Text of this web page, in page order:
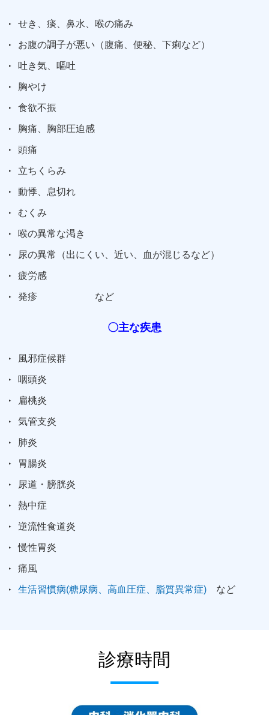
せき、痰、鼻水、喉の痛み
お腹の調子が悪い（腹痛、便秘、下痢など）
吐き気、嘔吐
胸やけ
食欲不振
胸痛、胸部圧迫感
頭痛
立ちくらみ
動悸、息切れ
むくみ
喉の異常な渇き
尿の異常（出にくい、近い、血が混じるなど）
疲労感
発疹 など
〇主な疾患
風邪症候群
咽頭炎
扁桃炎
気管支炎
肺炎
胃腸炎
尿道・膀胱炎
熱中症
逆流性食道炎
慢性胃炎
痛風
生活習慣病(糖尿病、高血圧症、脂質異常症) など
診療時間